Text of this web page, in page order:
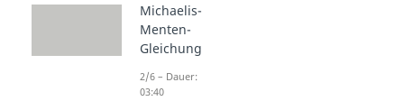
Michaelis-
Menten-
Gleichung
2/6 – Dauer:
03:40